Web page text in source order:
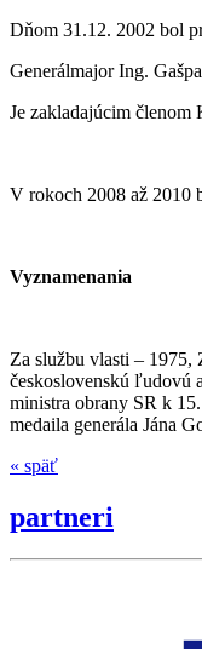
Dňom 31.12. 2002 bol
Generálmajor Ing.
Je zakladajúcim členom
V rokoch 2008 až 2010
Vyznamenania
Za službu vlasti – 1975,
československú ľudovú
ministra obrany SR k
medaila generála Jána
« späť
partneri